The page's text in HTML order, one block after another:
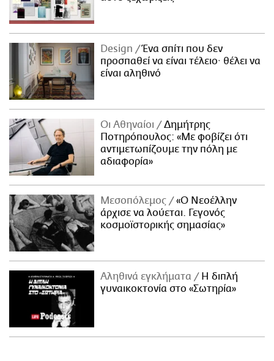
Design
Ένα σπίτι που δεν
προσπαθεί να είναι τέλειο· θέλει να
είναι αληθινό
Οι Αθηναίοι
Δημήτρης
Ποτηρόπουλος: «Με φοβίζει ότι
αντιμετωπίζουμε την πόλη με
αδιαφορία»
Μεσοπόλεμος
«Ο Νεοέλλην
άρχισε να λούεται. Γεγονός
κοσμοϊστορικής σημασίας»
Αληθινά εγκλήματα
Η διπλή
γυναικοκτονία στο «Σωτηρία»